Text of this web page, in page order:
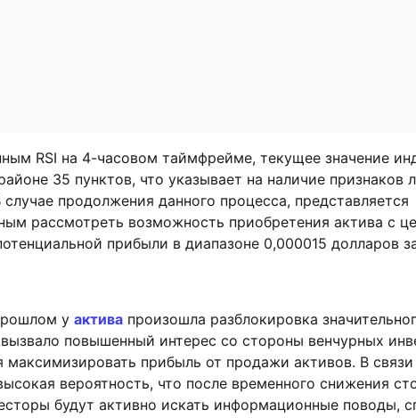
RSI на 4-часовом таймфрейме, текущее значение
35 пунктов, что указывает на наличие признаков
продолжения данного процесса, представляется
рассмотреть возможность приобретения актива с
прибыли в диапазоне 0,000015 долларов
у актива произошла разблокировка
повышенный интерес со стороны венчурных
прибыль от продажи активов. В
вероятность, что после временного снижения
будут активно искать информационные поводы,